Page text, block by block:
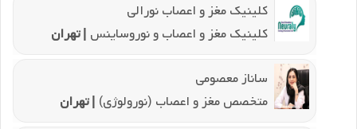
کلینیک مغز و اعصاب نورالی
کلینیک مغز و اعصاب و نوروساینس | تهران
ساناز معصومی
متخصص مغز و اعصاب (نورولوژی) | تهران